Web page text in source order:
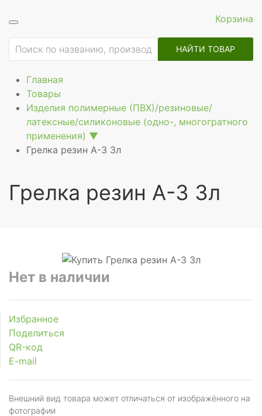
Корзина
НАЙТИ ТОВАР
Главная
Товары
Изделия полимерные (ПВХ)/резиновые/
латексные/силиконовые (одно-, многогратного
применения) ▼
Грелка резин А-3 3л
Грелка резин А-3 3л
Нет в наличии
Избранное
Поделиться
QR-код
E-mail
Внешний вид товара может отличаться от изображённого на
фотографии